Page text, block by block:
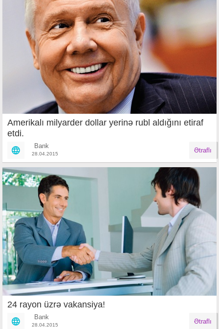
Amerikalı milyarder dollar yerinə rubl aldığını etiraf
etdi.
Bank
28.04.2015 Ətraflı
24 rayon üzrə vakansiya!
Bank
28.04.2015 Ətraflı